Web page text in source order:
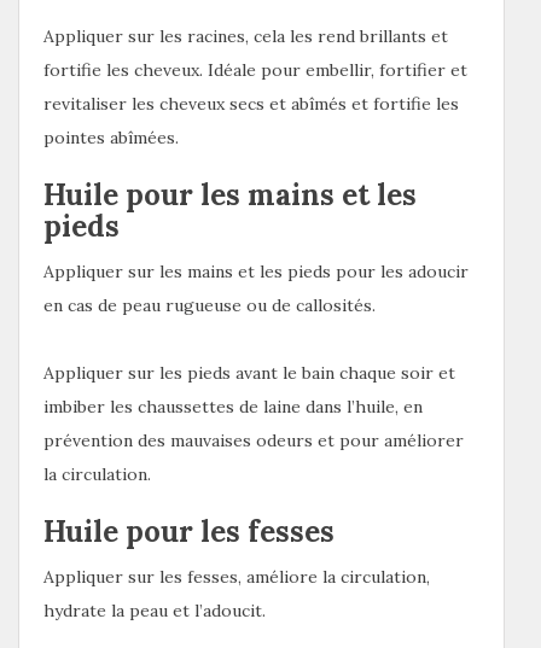
Appliquer sur les racines, cela les rend brillants et
fortifie les cheveux. Idéale pour embellir, fortifier et
revitaliser les cheveux secs et abîmés et fortifie les
pointes abîmées.
Huile pour les mains et les
pieds
Appliquer sur les mains et les pieds pour les adoucir
en cas de peau rugueuse ou de callosités.
Appliquer sur les pieds avant le bain chaque soir et
imbiber les chaussettes de laine dans l’huile, en
prévention des mauvaises odeurs et pour améliorer
la circulation.
Huile pour les fesses
Appliquer sur les fesses, améliore la circulation,
hydrate la peau et l’adoucit.